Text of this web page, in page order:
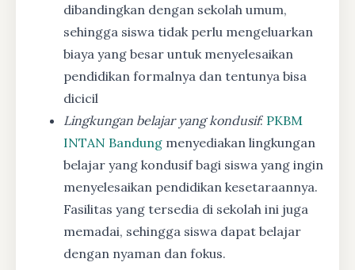
dibandingkan dengan sekolah umum,
sehingga siswa tidak perlu mengeluarkan
biaya yang besar untuk menyelesaikan
pendidikan formalnya dan tentunya bisa
dicicil
Lingkungan belajar yang kondusif: PKBM
INTAN Bandung menyediakan lingkungan
belajar yang kondusif bagi siswa yang ingin
menyelesaikan pendidikan kesetaraannya.
Fasilitas yang tersedia di sekolah ini juga
memadai, sehingga siswa dapat belajar
dengan nyaman dan fokus.